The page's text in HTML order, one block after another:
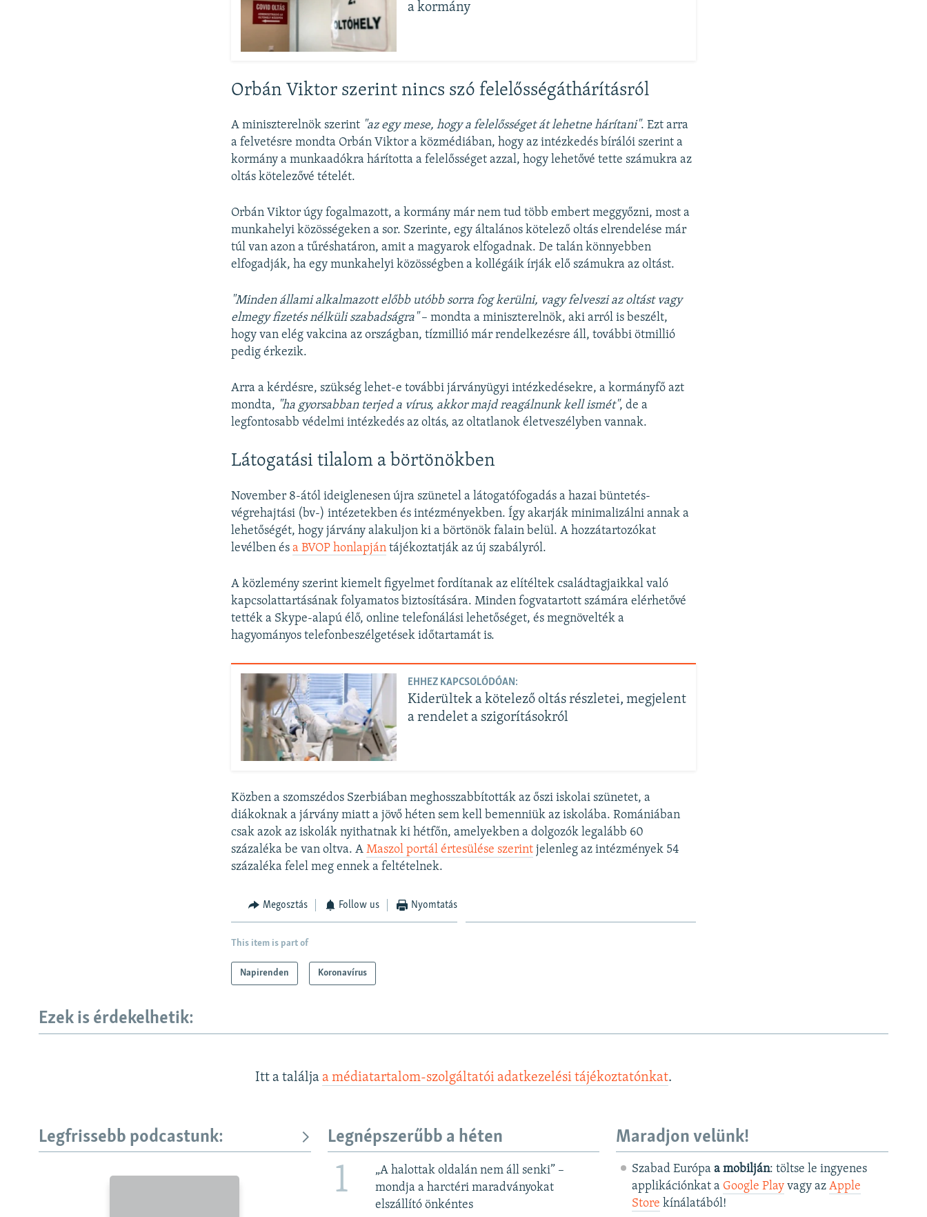
KÖVESSEN MINKET!
a kormány
Orbán Viktor szerint nincs szó felelősségáthárításról
A miniszterelnök szerint "az egy mese, hogy a felelősséget át lehetne hárítani". Ezt arra
a felvetésre mondta Orbán Viktor a közmédiában, hogy az intézkedés bírálói szerint a
kormány a munkaadókra hárította a felelősséget azzal, hogy lehetővé tette számukra az
oltás kötelezővé tételét.
Orbán Viktor úgy fogalmazott, a kormány már nem tud több embert meggyőzni, most a
munkahelyi közösségeken a sor. Szerinte, egy általános kötelező oltás elrendelése már
túl van azon a tűréshatáron, amit a magyarok elfogadnak. De talán könnyebben
elfogadják, ha egy munkahelyi közösségben a kollégáik írják elő számukra az oltást.
"Minden állami alkalmazott előbb utóbb sorra fog kerülni, vagy felveszi az oltást vagy
elmegy fizetés nélküli szabadságra"– mondta a miniszterelnök, aki arról is beszélt,
hogy van elég vakcina az országban, tízmillió már rendelkezésre áll, további ötmillió
pedig érkezik.
Arra a kérdésre, szükség lehet-e további járványügyi intézkedésekre, a kormányfő azt
mondta, "ha gyorsabban terjed a vírus, akkor majd reagálnunk kell ismét", de a
legfontosabb védelmi intézkedés az oltás, az oltatlanok életveszélyben vannak.
Látogatási tilalom a börtönökben
November 8-ától ideiglenesen újra szünetel a látogatófogadás a hazai büntetés-
végrehajtási (bv-) intézetekben és intézményekben. Így akarják minimalizálni annak a
lehetőségét, hogy járvány alakuljon ki a börtönök falain belül. A hozzátartozókat
levélben ésa BVOP honlapján tájékoztatják az új szabályról.
A közlemény szerint kiemelt figyelmet fordítanak az elítéltek családtagjaikkal való
kapcsolattartásának folyamatos biztosítására. Minden fogvatartott számára elérhetővé
tették a Skype-alapú élő, online telefonálási lehetőséget, és megnövelték a
hagyományos telefonbeszélgetések időtartamát is.
EHHEZ KAPCSOLÓDÓAN:
Kiderültek a kötelező oltás részletei, megjelent
a rendelet a szigorításokról
Közben a szomszédos Szerbiában meghosszabbították az őszi iskolai szünetet, a
diákoknak a járvány miatt a jövő héten sem kell bemenniük az iskolába. Romániában
csak azok az iskolák nyithatnak ki hétfőn, amelyekben a dolgozók legalább 60
százaléka be van oltva. AMaszol portál értesülése szerint jelenleg az intézmények 54
százaléka felel meg ennek a feltételnek.
Megosztás Follow us Nyomtatás
This item is part of
Napirenden Koronavírus
Ezek is érdekelhetik:
Itt a találja a médiatartalom-szolgáltatói adatkezelési tájékoztatónkat.
Legfrissebb podcastunk: Legnépszerűbb a héten
1
„A halottak oldalán nem áll senki” –
mondja a harctéri maradványokat
elszállító önkéntes
Maradjon velünk!
Szabad Európa a mobilján: töltse le ingyenes
applikációnkat a Google Playvagy az Apple
Store kínálatából!